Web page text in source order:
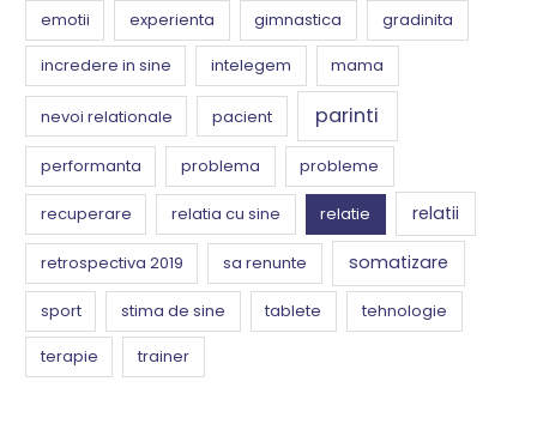
emotii experienta gimnastica
gradinita
incredere in sine
intelegem mama
nevoi relationale pacient parinti
performanta problema probleme
recuperare relatia cu sine relatie relatii
retrospectiva 2019 sa renunte somatizare
sport stima de sine tablete
tehnologie
terapie
trainer